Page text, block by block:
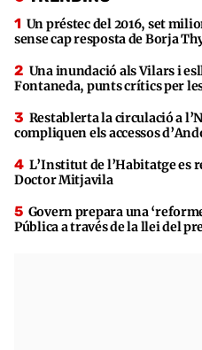
Un préstec del 2016, set
sense cap resposta de Borja
Una inundació als Vilars i
Fontaneda, punts crítics per
Restablerta la circulació a
compliquen els accessos
L’Institut de l’Habitatge es
Doctor Mitjavila
Govern prepara una
Pública a través de la llei del